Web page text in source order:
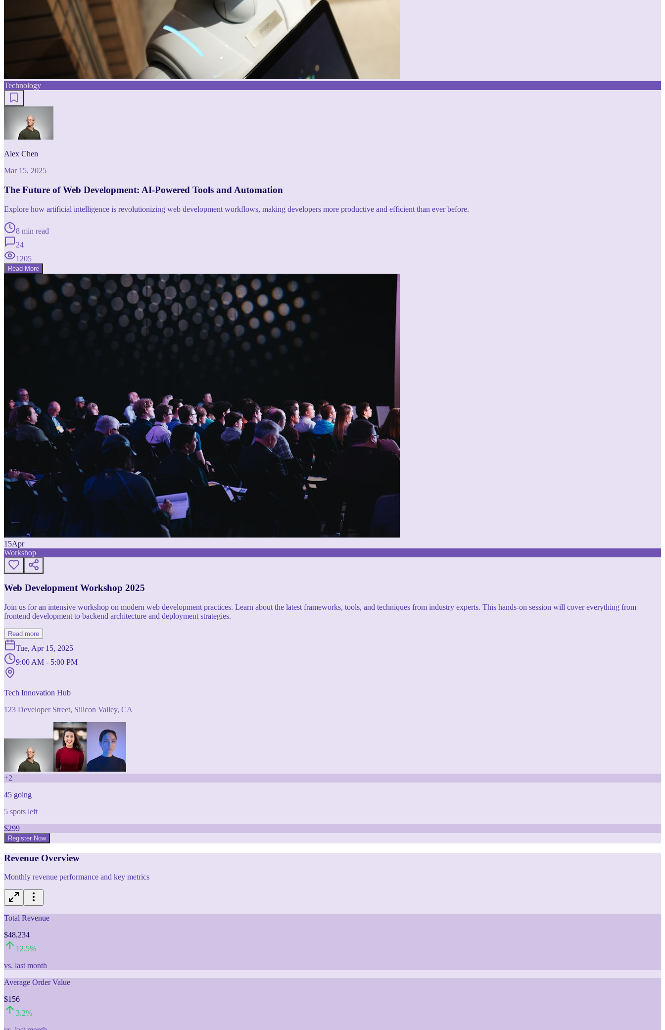
Technology
Alex Chen
Mar 15, 2025
The Future of Web Development: AI-Powered Tools and Automation
Explore how artificial intelligence is revolutionizing web development workflows, making developers more productive and efficient than ever before.
8 min read
24
1205
Read More
15Apr
Workshop
Web Development Workshop 2025
Join us for an intensive workshop on modern web development practices. Learn about the latest frameworks, tools, and techniques from industry experts. This hands-on session will cover everything from
frontend development to backend architecture and deployment strategies.
Read more
Tue, Apr 15, 2025
9:00 AM - 5:00 PM
Tech Innovation Hub
123 Developer Street, Silicon Valley, CA
+2
45 going
5 spots left
$299
Register Now
Revenue Overview
Monthly revenue performance and key metrics
Total Revenue
$48,234
12.5%
vs. last month
Average Order Value
$156
3.2%